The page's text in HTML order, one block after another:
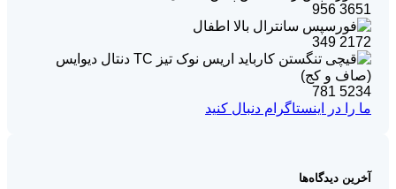
3651
956
2172
349
5234
781
ما را در اینستاگرام دنبال کنید
آخرین دیدگاه‌ها